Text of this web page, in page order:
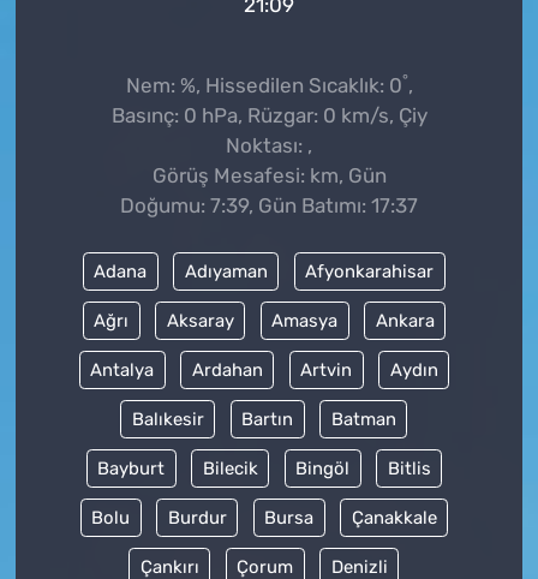
Nem: %, Hissedilen Sıcaklık: 0°,
Basınç: 0 hPa, Rüzgar: 0 km/s, Çiy
Noktası: ,
Görüş Mesafesi: km, Gün
Doğumu: 7:39, Gün Batımı: 17:37
Adana Adıyaman Afyonkarahisar
Ağrı Aksaray Amasya Ankara
Antalya Ardahan Artvin Aydın
Balıkesir Bartın Batman
Bayburt Bilecik Bingöl Bitlis
Bolu Burdur Bursa Çanakkale
Çankırı Çorum Denizli